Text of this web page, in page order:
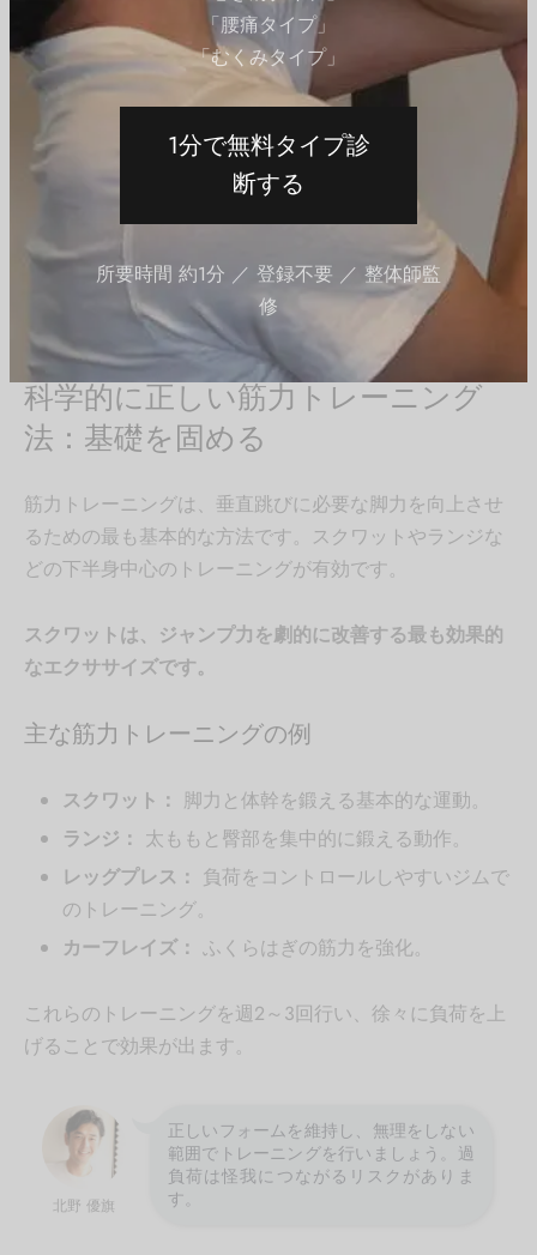
「腰痛タイプ」
「むくみタイプ」
1分で無料タイプ診
断する
所要時間 約1分 ／ 登録不要 ／ 整体師監
修
北野 優旗
ることで効率的に成果を出せます。
垂直跳びを向上させる方法：
効率よく結果を出すコツ
垂直跳びを向上させるためには、科学的に裏付けられた
トレーニング方法を取り入れることが重要です。筋力だ
けでなく、柔軟性や食事の改善もパフォーマンス向上に
科学的に正しい筋力トレーニング
法：基礎を固める
筋力トレーニングは、垂直跳びに必要な脚力を向上させ
るための最も基本的な方法です。スクワットやランジな
どの下半身中心のトレーニングが有効です。
スクワットは、ジャンプ力を劇的に改善する最も効果的
なエクササイズです。
主な筋力トレーニングの例
スクワット： 脚力と体幹を鍛える基本的な運動。
ランジ： 太ももと臀部を集中的に鍛える動作。
レッグプレス：
負荷をコントロールしやすいジムで
のトレーニング。
カーフレイズ： ふくらはぎの筋力を強化。
これらのトレーニングを週2～3回行い、徐々に負荷を上
げることで効果が出ます。
北野 優旗
正しいフォームを維持し、無理をしない
範囲でトレーニングを行いましょう。過
負荷は怪我につながるリスクがありま
す。